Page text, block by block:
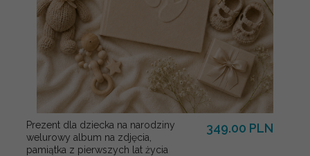
Prezent dla dziecka na narodziny
welurowy album na zdjęcia,
pamiątka z pierwszych lat życia
349.00 PLN